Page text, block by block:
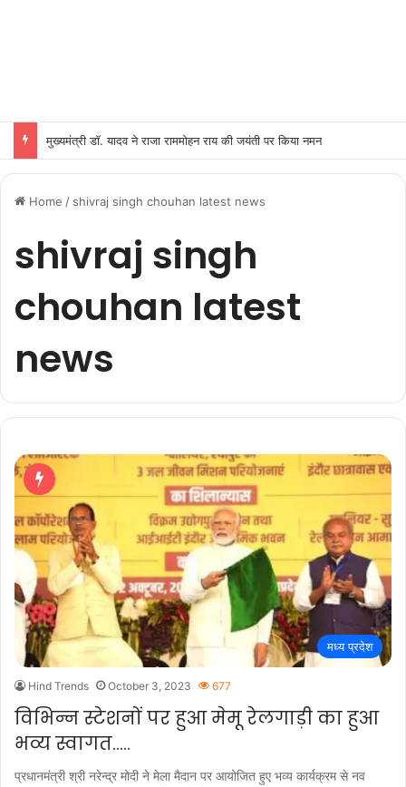
मुख्यमंत्री डॉ. यादव ने राजा राममोहन राय की जयंती पर किया नमन
Home / shivraj singh chouhan latest news
shivraj singh
chouhan latest
news
मध्य प्रदेश
Hind Trends October 3, 2023 677
विभिन्न स्टेशनों पर हुआ मेमू रेलगाड़ी का हुआ
भव्य स्वागत…..
प्रधानमंत्री श्री नरेन्द्र मोदी ने मेला मैदान पर आयोजित हुए भव्य कार्यक्रम से नव